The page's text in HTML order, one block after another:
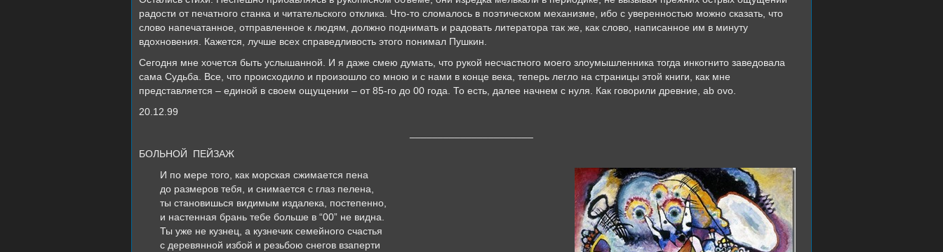
радости от печатного станка и читательского отклика. Что-то сломалось в поэтическом механизме, ибо с уверенностью можно сказать, что
слово напечатанное, отправленное к людям, должно поднимать и радовать литератора так же, как слово, написанное им в минуту
вдохновения. Кажется, лучше всех справедливость этого понимал Пушкин.
Сегодня мне хочется быть услышанной. И я даже смею думать, что рукой несчастного моего злоумышленника тогда инкогнито заведовала
сама Судьба. Все, что происходило и произошло со мною и с нами в конце века, теперь легло на страницы этой книги, как мне
представляется – единой в своем ощущении – от 85-го до 00 года. То есть, далее начнем с нуля. Как говорили древние, ab ovo.
20.12.99
БОЛЬНОЙ ПЕЙЗАЖ
И по мере того, как морская сжимается пена
до размеров тебя, и снимается с глаз пелена,
ты становишься видимым издалека, постепенно,
и настенная брань тебе больше в “00” не видна.
Ты уже не кузнец, а кузнечик семейного счастья
с деревянной избой и резьбою снегов взаперти